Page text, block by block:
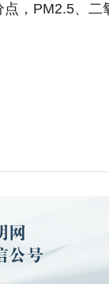
，PM2.5、